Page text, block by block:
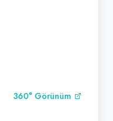
360° Görünüm